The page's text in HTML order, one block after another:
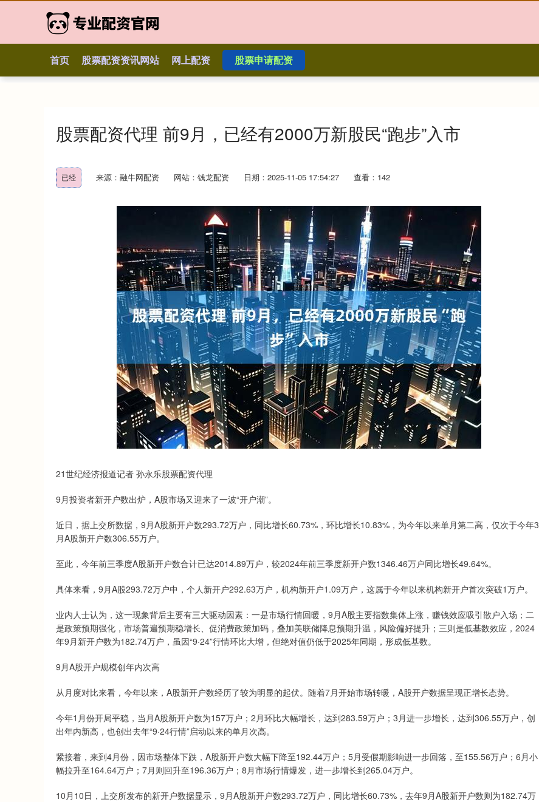
首页 股票配资资讯网站 网上配资 股票申请配资
股票配资代理 前9月，已经有2000万新股民“跑步”入市
已经 来源：融牛网配资 网站：钱龙配资 日期：2025-11-05 17:54:27 查看：142
21世纪经济报道记者 孙永乐股票配资代理
9月投资者新开户数出炉，A股市场又迎来了一波“开户潮”。
近日，据上交所数据，9月A股新开户数293.72万户，同比增长60.73%，环比增长10.83%，为今年以来单月第二高，仅次于今年3
月A股新开户数306.55万户。
至此，今年前三季度A股新开户数合计已达2014.89万户，较2024年前三季度新开户数1346.46万户同比增长49.64%。
具体来看，9月A股293.72万户中，个人新开户292.63万户，机构新开户1.09万户，这属于今年以来机构新开户首次突破1万户。
业内人士认为，这一现象背后主要有三大驱动因素：一是市场行情回暖，9月A股主要指数集体上涨，赚钱效应吸引散户入场；二
是政策预期强化，市场普遍预期稳增长、促消费政策加码，叠加美联储降息预期升温，风险偏好提升；三则是低基数效应，2024
年9月新开户数为182.74万户，虽因“9·24”行情环比大增，但绝对值仍低于2025年同期，形成低基数。
9月A股开户规模创年内次高
从月度对比来看，今年以来，A股新开户数经历了较为明显的起伏。随着7月开始市场转暖，A股开户数据呈现正增长态势。
今年1月份开局平稳，当月A股新开户数为157万户；2月环比大幅增长，达到283.59万户；3月进一步增长，达到306.55万户，创
出年内新高，也创出去年“9·24行情”启动以来的单月次高。
紧接着，来到4月份，因市场整体下跌，A股新开户数大幅下降至192.44万户；5月受假期影响进一步回落，至155.56万户；6月小
幅拉升至164.64万户；7月则回升至196.36万户；8月市场行情爆发，进一步增长到265.04万户。
10月10日，上交所发布的新开户数据显示，9月A股新开户数293.72万户，同比增长60.73%，去年9月A股新开户数则为182.74万